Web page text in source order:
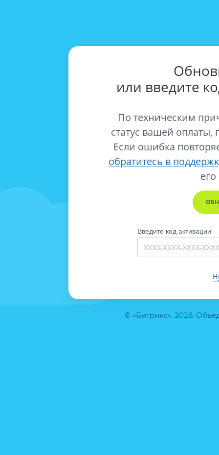
© «Битрикс», 2026.
или введите
По техническим
статус вашей оплаты,
Если ошибка
обратитесь в
его
Введите код активации